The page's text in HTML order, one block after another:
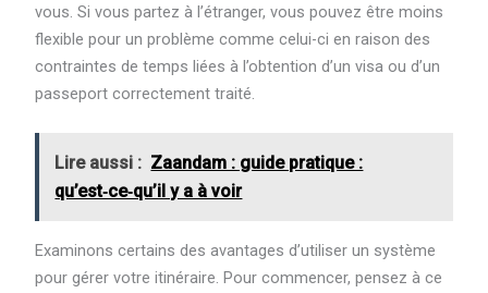
vous. Si vous partez à l’étranger, vous pouvez être moins
flexible pour un problème comme celui-ci en raison des
contraintes de temps liées à l’obtention d’un visa ou d’un
passeport correctement traité.
Lire aussi : Zaandam : guide pratique :
qu’est‑ce‑qu’il y a à voir
Examinons certains des avantages d’utiliser un système
pour gérer votre itinéraire. Pour commencer, pensez à ce